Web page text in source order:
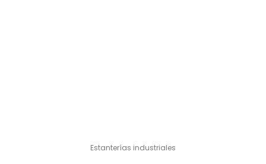
Estanterías industriales